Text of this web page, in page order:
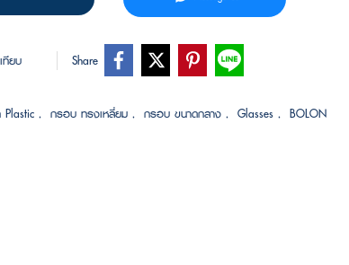
ทียบ Share
, กรอบ ทรงเหลี่ยม , กรอบ ขนาดกลาง , Glasses , BOLON